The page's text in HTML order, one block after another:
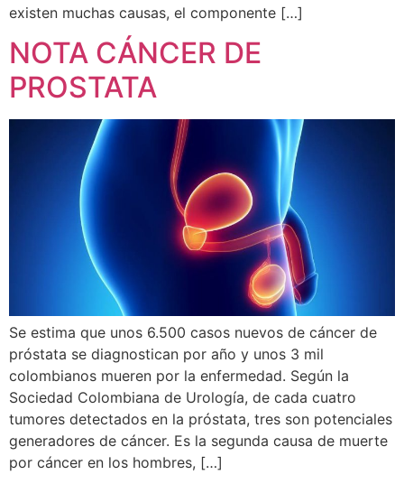
existen muchas causas, el componente […]
NOTA CÁNCER DE
PROSTATA
Se estima que unos 6.500 casos nuevos de cáncer de
próstata se diagnostican por año y unos 3 mil
colombianos mueren por la enfermedad. Según la
Sociedad Colombiana de Urología, de cada cuatro
tumores detectados en la próstata, tres son potenciales
generadores de cáncer. Es la segunda causa de muerte
por cáncer en los hombres, […]